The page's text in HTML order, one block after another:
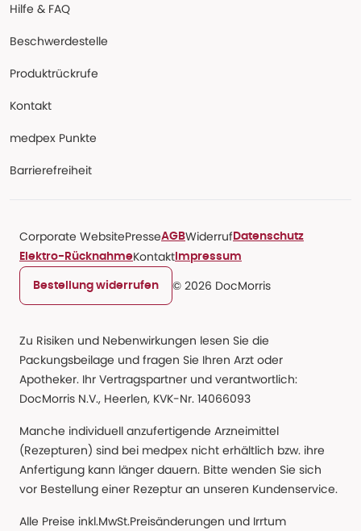
Hilfe & FAQ
Beschwerdestelle
Produktrückrufe
Kontakt
medpex Punkte
Barrierefreiheit
Corporate WebsitePresseAGBWiderruf Datenschutz
Elektro-RücknahmeKontakt Impressum
Bestellung widerrufen © 2026 DocMorris
Zu Risiken und Nebenwirkungen lesen Sie die
Packungsbeilage und fragen Sie Ihren Arzt oder
Apotheker. Ihr Vertragspartner und verantwortlich:
DocMorris N.V., Heerlen, KVK-Nr. 14066093
Manche individuell anzufertigende Arzneimittel
(Rezepturen) sind bei medpex nicht erhältlich bzw. ihre
Anfertigung kann länger dauern. Bitte wenden Sie sich
vor Bestellung einer Rezeptur an unseren Kundenservice.
Alle Preise inkl.MwSt.Preisänderungen und Irrtum